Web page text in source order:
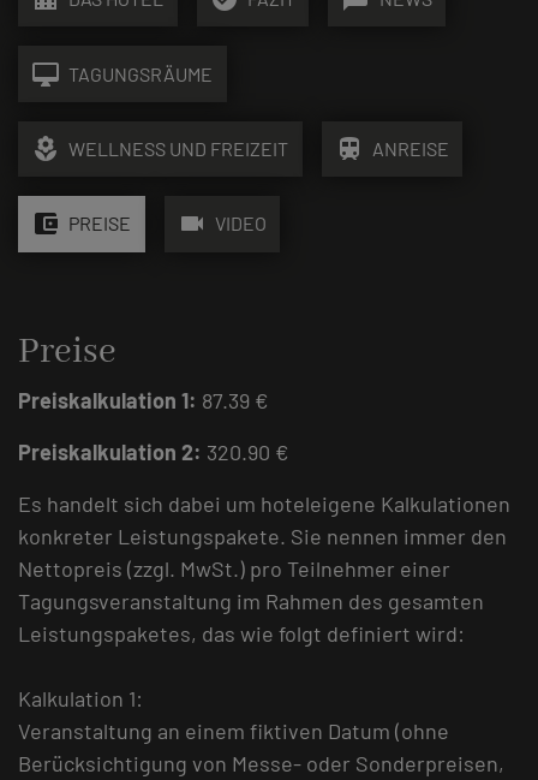
desktop_mac TAGUNGSRÄUME
local_florist WELLNESS UND FREIZEIT train ANREISE
account_balance_wallet PREISE videocam VIDEO
Preise
Preiskalkulation 1: 87.39 €
Preiskalkulation 2: 320.90 €
Es handelt sich dabei um hoteleigene Kalkulationen
konkreter Leistungspakete. Sie nennen immer den
Nettopreis (zzgl. MwSt.) pro Teilnehmer einer
Tagungsveranstaltung im Rahmen des gesamten
Leistungspaketes, das wie folgt definiert wird:
Kalkulation 1:
Veranstaltung an einem fiktiven Datum (ohne
Berücksichtigung von Messe- oder Sonderpreisen,